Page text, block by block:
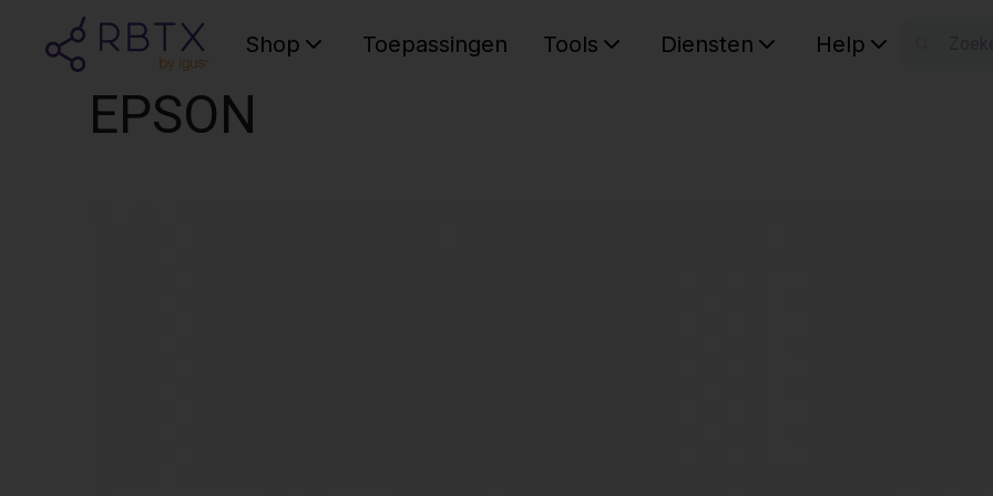
Shop Toepassingen Tools Diensten Help
EPSON